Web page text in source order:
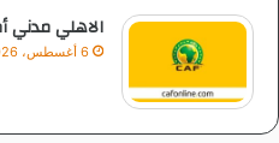
الاهلي مدني
6 أغسطس، 2026